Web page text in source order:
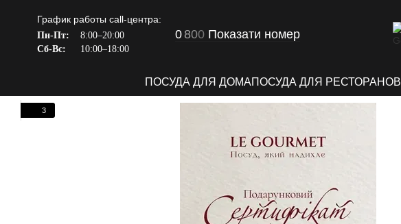
График работы call-центра:
Пн-Пт:
8:00–20:00
Сб-Вс:
10:00–18:00
0800 Показати номер
ПОСУДА ДЛЯ ДОМАПОСУДА ДЛЯ РЕСТОРАНОВ
3